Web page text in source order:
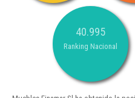
40.995
Ranking Nacional